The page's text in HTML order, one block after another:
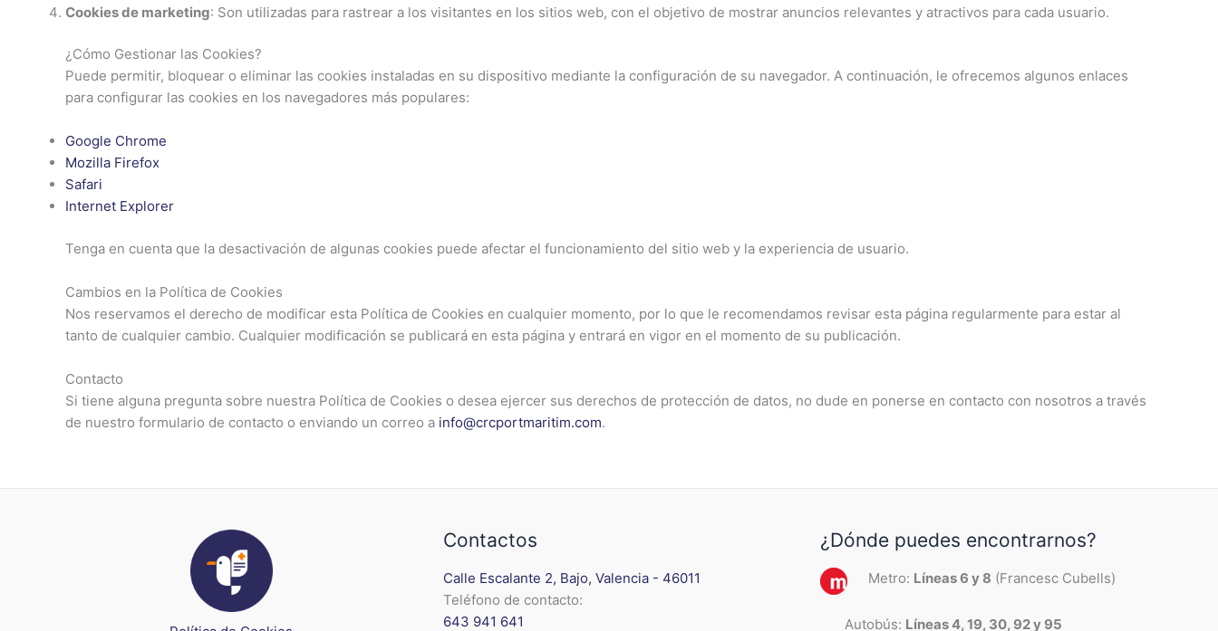
Cookies de marketing: Son utilizadas para rastrear a los visitantes en los sitios web, con el objetivo de mostrar anuncios relevantes y atractivos para cada usuario.
¿Cómo Gestionar las Cookies?
Puede permitir, bloquear o eliminar las cookies instaladas en su dispositivo mediante la configuración de su navegador. A continuación, le ofrecemos algunos enlaces
para configurar las cookies en los navegadores más populares:
Google Chrome
Mozilla Firefox
Safari
Internet Explorer
Tenga en cuenta que la desactivación de algunas cookies puede afectar el funcionamiento del sitio web y la experiencia de usuario.
Cambios en la Política de Cookies
Nos reservamos el derecho de modificar esta Política de Cookies en cualquier momento, por lo que le recomendamos revisar esta página regularmente para estar al
tanto de cualquier cambio. Cualquier modificación se publicará en esta página y entrará en vigor en el momento de su publicación.
Contacto
Si tiene alguna pregunta sobre nuestra Política de Cookies o desea ejercer sus derechos de protección de datos, no dude en ponerse en contacto con nosotros a través
de nuestro formulario de contacto o enviando un correo a info@crcportmaritim.com.
Contactos
Calle Escalante 2, Bajo, Valencia - 46011
Teléfono de contacto:
643 941 641
¿Dónde puedes encontrarnos?
Metro: Líneas 6 y 8 (Francesc Cubells)
Autobús: Líneas 4, 19, 30, 92 y 95